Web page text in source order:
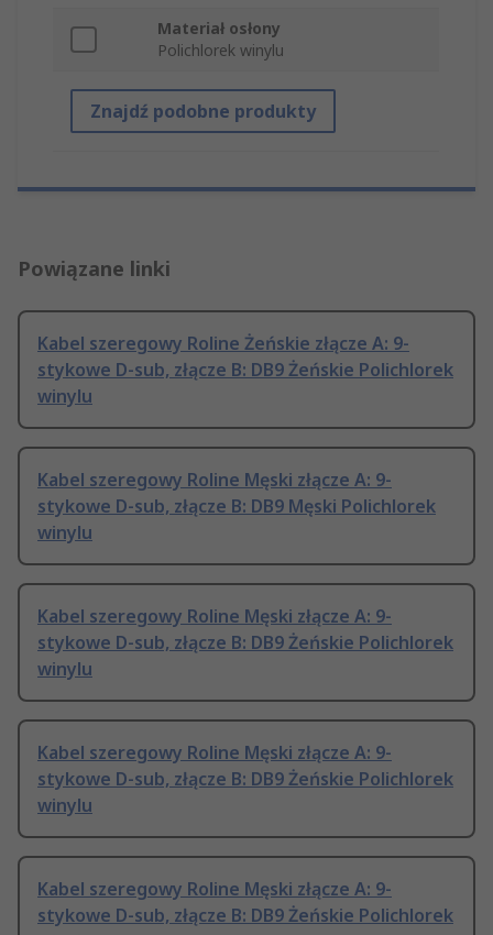
Materiał osłony
Polichlorek winylu
Znajdź podobne produkty
Powiązane linki
Kabel szeregowy Roline Żeńskie złącze A: 9-
stykowe D-sub, złącze B: DB9 Żeńskie Polichlorek
winylu
Kabel szeregowy Roline Męski złącze A: 9-
stykowe D-sub, złącze B: DB9 Męski Polichlorek
winylu
Kabel szeregowy Roline Męski złącze A: 9-
stykowe D-sub, złącze B: DB9 Żeńskie Polichlorek
winylu
Kabel szeregowy Roline Męski złącze A: 9-
stykowe D-sub, złącze B: DB9 Żeńskie Polichlorek
winylu
Kabel szeregowy Roline Męski złącze A: 9-
stykowe D-sub, złącze B: DB9 Żeńskie Polichlorek